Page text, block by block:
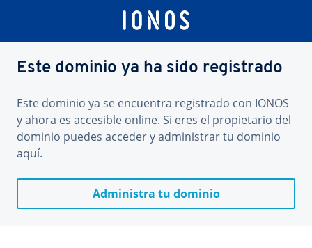
Este dominio ya ha sido registrado
Este dominio ya se encuentra registrado con IONOS
y ahora es accesible online. Si eres el propietario del
dominio puedes acceder y administrar tu dominio
aquí.
Administra tu dominio